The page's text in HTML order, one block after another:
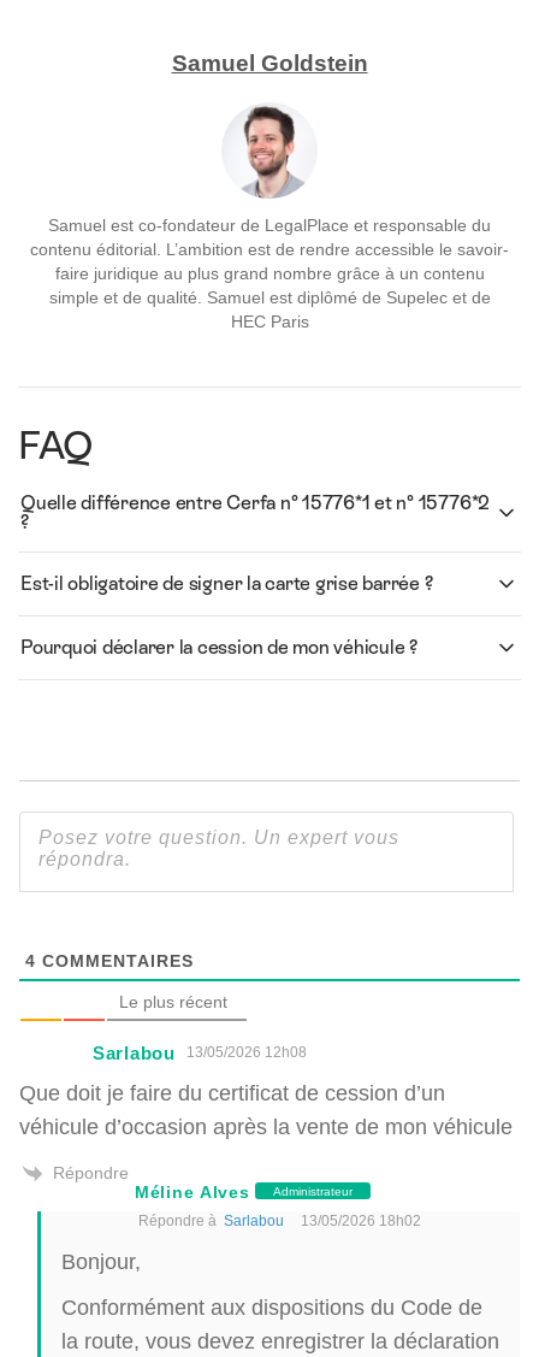
Samuel Goldstein
Samuel est co-fondateur de LegalPlace et responsable du
contenu éditorial. L’ambition est de rendre accessible le savoir-
faire juridique au plus grand nombre grâce à un contenu
simple et de qualité. Samuel est diplômé de Supelec et de
HEC Paris
FAQ
Quelle différence entre Cerfa n° 15776*1 et n° 15776*2
?
Est-il obligatoire de signer la carte grise barrée ?
Pourquoi déclarer la cession de mon véhicule ?
4 COMMENTAIRES
Le plus récent
Sarlabou 13/05/2026 12h08
Que doit je faire du certificat de cession d’un
véhicule d’occasion après la vente de mon véhicule
Répondre
Méline Alves
Administrateur
Répondre à Sarlabou 13/05/2026 18h02
Bonjour,
Conformément aux dispositions du Code de
la route, vous devez enregistrer la déclaration